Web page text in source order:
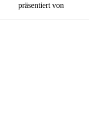
präsentiert von